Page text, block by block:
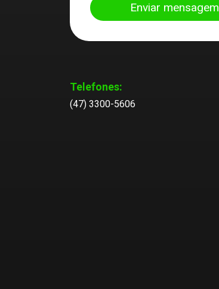
Enviar mensagem
Telefones:
(47) 3300-5606